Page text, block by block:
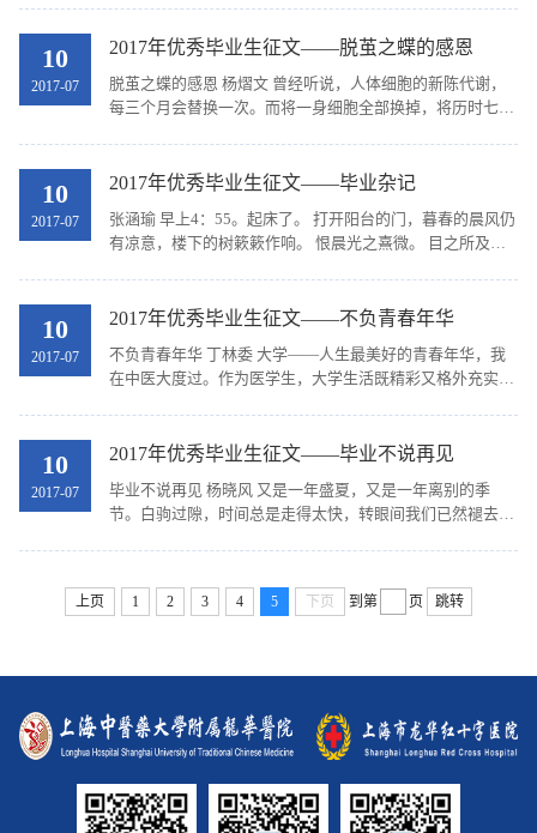
10
2017-07
2017年优秀毕业生征文——脱茧之蝶的感恩
脱茧之蝶的感恩 杨熠文 曾经听说，人体细胞的新陈代谢，
每三个月会替换一次。而将一身细胞全部换掉，将历时七
10
2017-07
2017年优秀毕业生征文——毕业杂记
张涵瑜 早上4：55。起床了。 打开阳台的门，暮春的晨风仍
有凉意，楼下的树簌簌作响。 恨晨光之熹微。 目之所及的
10
2017-07
2017年优秀毕业生征文——不负青春年华
不负青春年华 丁林委 大学——人生最美好的青春年华，我
在中医大度过。作为医学生，大学生活既精彩又格外充实。
10
2017-07
2017年优秀毕业生征文——毕业不说再见
毕业不说再见 杨晓风 又是一年盛夏，又是一年离别的季
节。白驹过隙，时间总是走得太快，转眼间我们已然褪去了
上页 1 2 3 4 5 下页 到第 页 跳转